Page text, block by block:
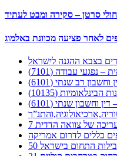
חולי סרטן – סקירה ומבט לעתיד
לאחר פציעה מכוונת באלמוג
בצבא ההגנה לישראל
נפגעי עבודה (7101)
וחשבון רב שנתי (6101)
(10135)
וחשבון שנתי (6101)
עריכה של צוואה הדדית
כללים לדרום אמריקה
התחום בישראל